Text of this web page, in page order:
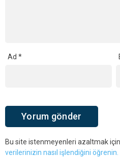
Ad *
Bu site istenmeyenleri azaltmak için
verilerinizin nasıl işlendiğini öğrenin.